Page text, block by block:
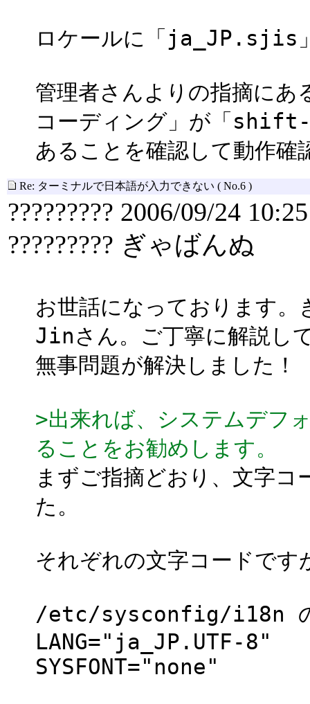
ロケールに「ja_JP.sjis
管理者さんよりの指摘に
コーディング」が「
あることを確認して動作確
Re: ターミナルで日本語が入力できない ( No.6 )
????????? 2006/09/24 10:25
????????? ぎゃばんぬ
お世話になっております。
Jinさん。ご丁寧に解説し
無事問題が解決しました！
>出来れば、システムデ
ることをお勧めします。
まずご指摘どおり、文字
た。
それぞれの文字コードです
/etc/sysconfig/i18n の
LANG="ja_JP.UTF-8"
SYSFONT="none"